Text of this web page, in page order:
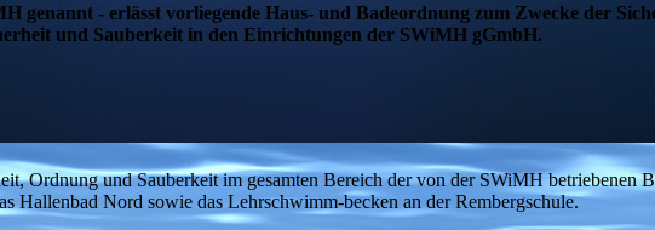
genannt - erlässt vorliegende Haus- und Badeordnung zum Zwecke der
und Sauberkeit in den Einrichtungen der SWiMH gGmbH.
Ordnung und Sauberkeit im gesamten Bereich der von der SWiMH betriebenen
Hallenbad Nord sowie das Lehrschwimm-becken an der Rembergschule.